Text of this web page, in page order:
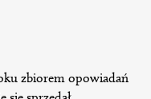
zbiorem opowiadań